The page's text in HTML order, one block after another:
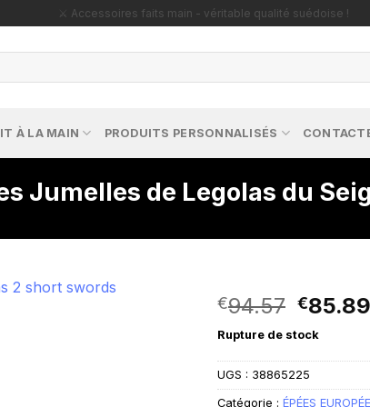
🔥 Répliques exclusives – parfaites pour les collectionneurs
À LA MAIN PRODUITS PERSONNALISÉS
Jumelles de Legolas du
€94.57 Le
prix
initial
était :
€85.89
Rupture de stock
UGS : 38865225
Catégorie : ÉPÉES